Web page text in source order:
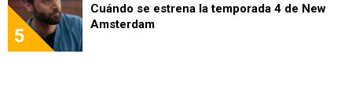
5
Cuándo se estrena la temporada 4 de New
Amsterdam